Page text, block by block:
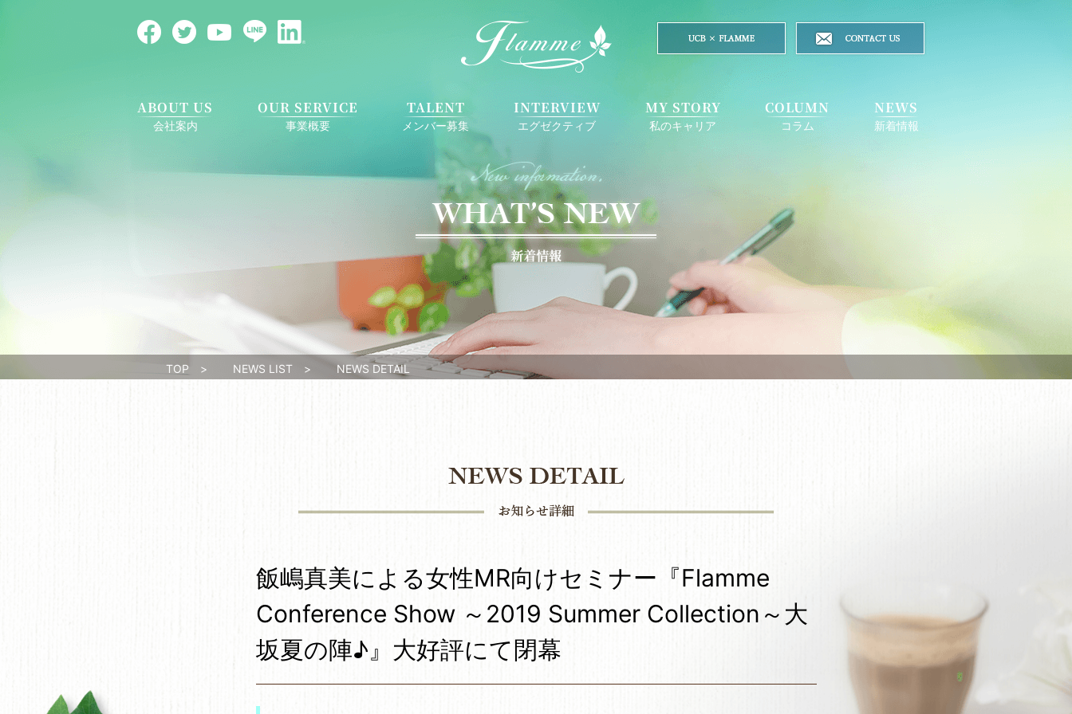
ABOUT US
会社案内
OUR SERVICE
事業概要
TALENT
メンバー募集
INTERVIEW
エグゼクティブ
MY STORY
私のキャリア
COLUMN
コラム
NEWS
新着情報
TOP > NEWS LIST > NEWS DETAIL
飯嶋真美による女性MR向けセミナー『Flamme
Conference Show ～2019 Summer Collection～大
坂夏の陣♪』大好評にて閉幕